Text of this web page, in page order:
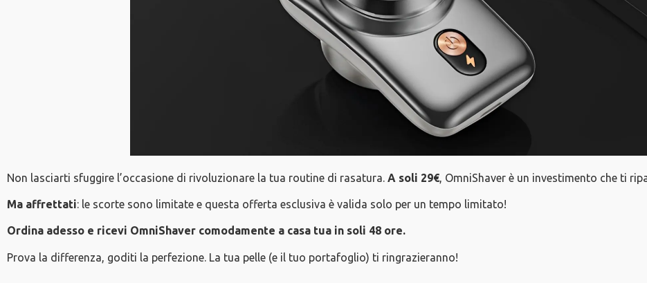
Non lasciarti sfuggire l’occasione di rivoluzionare la tua routine di rasatura. A soli 29€ , OmniShaver è un investimento che ti
Ma affrettati: le scorte sono limitate e questa offerta esclusiva è valida solo per un tempo limitato!
Ordina adesso e ricevi OmniShaver comodamente a casa tua in soli 48 ore.
Prova la differenza, goditi la perfezione. La tua pelle (e il tuo portafoglio) ti ringrazieranno!